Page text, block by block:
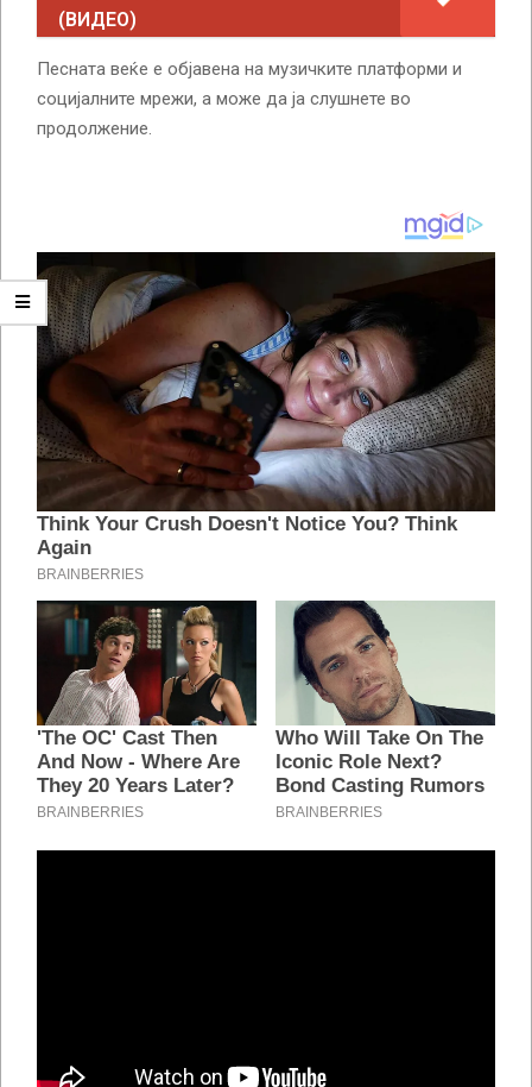
(ВИДЕО)
Песната веќе е објавена на музичките платформи и
социјалните мрежи, а може да ја слушнете во
продолжение.